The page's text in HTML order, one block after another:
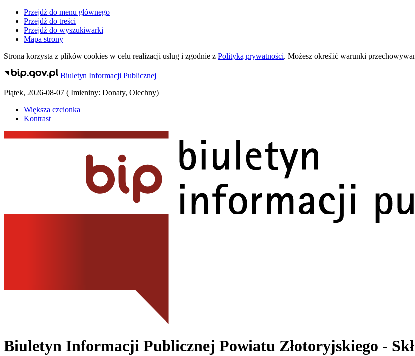
Przejdź do menu głównego
Przejdź do treści
Przejdź do wyszukiwarki
Mapa strony
Strona korzysta z plików cookies w celu realizacji usług i zgodnie z Polityką prywatności. Możesz określić warunki
Biuletyn Informacji Publicznej
Piątek, 2026-08-07 ( Imieniny: Donaty, Olechny)
Większa czcionka
Kontrast
Biuletyn Informacji Publicznej Powiatu Złotoryjskiego -